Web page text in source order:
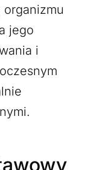
jego
i